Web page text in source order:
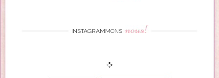
INSTAGRAMMONS nous!